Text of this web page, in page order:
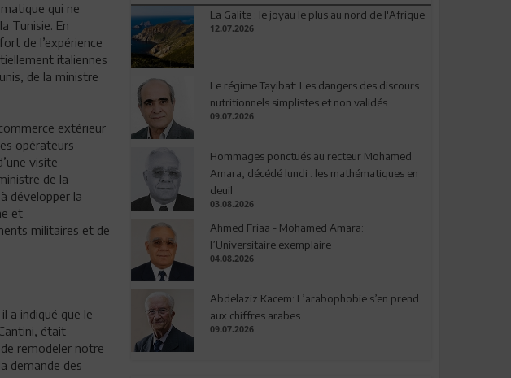
qui ne
Tunisie. En
de l’expérience
italiennes
de la ministre
extérieur
opérateurs
visite
de la
développer la
et
militaires et de
a indiqué que le
était
remodeler notre
demande des
La Galite : le joyau le plus au nord de l'Afrique
12.07.2026
Le régime Tayibat: Les dangers des discours
nutritionnels simplistes et non validés
09.07.2026
Hommages ponctués au recteur Mohamed
Amara, décédé lundi : les mathématiques en
deuil
03.08.2026
Ahmed Friaa - Mohamed Amara:
l’Universitaire exemplaire
04.08.2026
Abdelaziz Kacem: L’arabophobie s’en prend
aux chiffres arabes
09.07.2026